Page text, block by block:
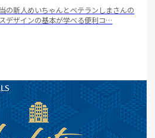
の新人めいちゃんとベテランしまさんの
デザインの基本が学べる便利コ…